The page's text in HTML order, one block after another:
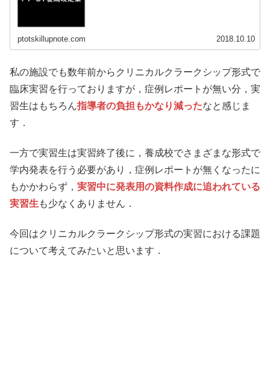
ptotskillupnote.com 2018.10.10
私の施設でも数年前からクリニカルクラークシップ形式で
臨床実習を行っておりますが，症例レポートが無い分，実
習生はもちろん指導者の負担もかなり減ったなと感じま
す．
一方で実習生は実習終了後に，養成校でさまざまな形式で
学内発表を行う必要があり，症例レポートが無くなったに
もかかわらず， 実習中に発表用の資料作成に追われている
実習生 も少なくありません．
今回はクリニカルクラークシップ形式の実習における課題
について考えてみたいと思います．